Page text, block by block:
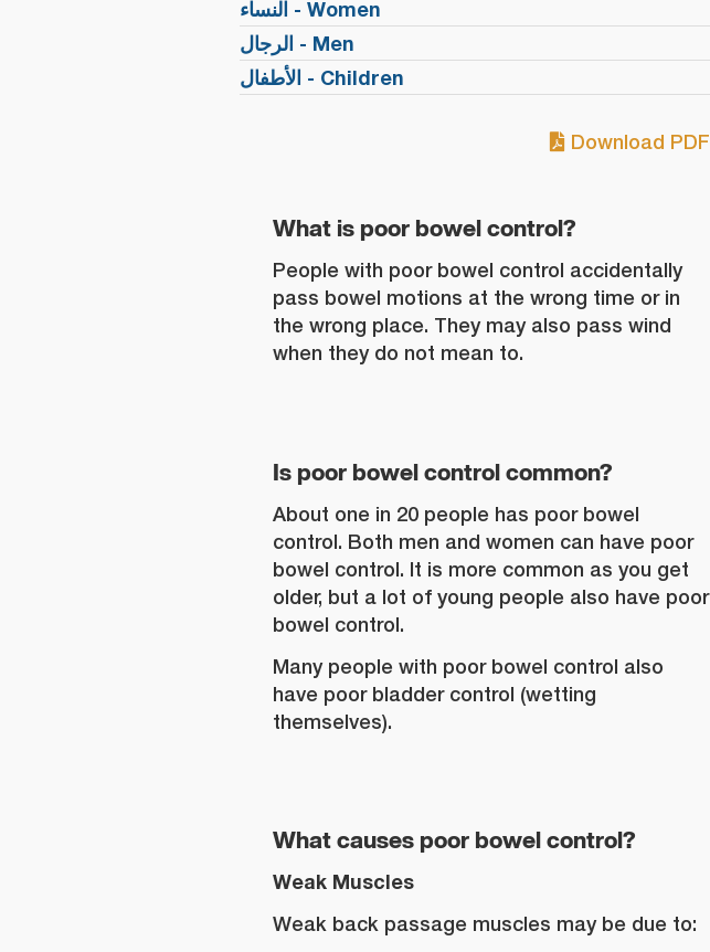
النساء - Women
الرجال - Men
الأطفال - Children
Download PDF
What is poor bowel control?
People with poor bowel control accidentally
pass bowel motions at the wrong time or in
the wrong place. They may also pass wind
when they do not mean to.
Is poor bowel control common?
About one in 20 people has poor bowel
control. Both men and women can have poor
bowel control. It is more common as you get
older, but a lot of young people also have poor
bowel control.
Many people with poor bowel control also
have poor bladder control (wetting
themselves).
What causes poor bowel control?
Weak Muscles
Weak back passage muscles may be due to: